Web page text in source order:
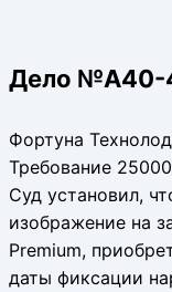
Дело №А40-
Фортуна
Требование
Суд установил,
изображение на
Premium,
даты фиксации